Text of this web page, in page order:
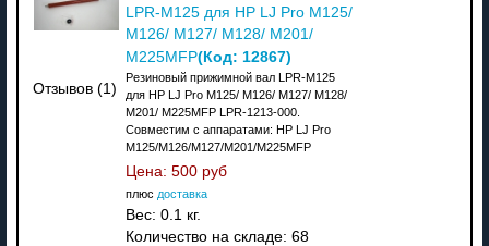
Отзывов (1)
LPR-M125 для HP LJ Pro M125/
M126/ M127/ M128/ M201/
M225MFP(Код: 12867)
Резиновый прижимной вал LPR-M125
для HP LJ Pro M125/ M126/ M127/ M128/
M201/ M225MFP LPR-1213-000.
Совместим с аппаратами: НР LJ Pro
M125/M126/M127/M201/M225MFP
Цена: 500 руб
плюс доставка
Вес: 0.1 кг.
Количество на складе: 68